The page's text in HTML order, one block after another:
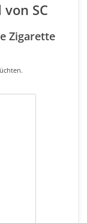
SC
Zigarette